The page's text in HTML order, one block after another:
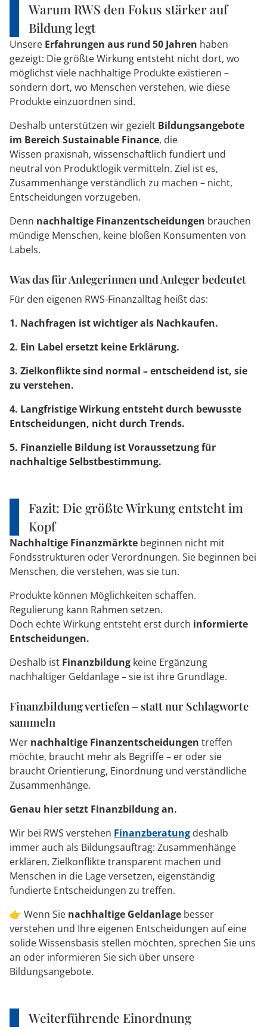
Warum RWS den Fokus stärker auf
Bildung legt
Unsere Erfahrungen aus rund 50 Jahren haben
gezeigt: Die größte Wirkung entsteht nicht dort, wo
möglichst viele nachhaltige Produkte existieren –
sondern dort, wo Menschen verstehen, wie diese
Produkte einzuordnen sind.
Deshalb unterstützen wir gezielt Bildungsangebote
im Bereich Sustainable Finance, die
Wissen praxisnah, wissenschaftlich fundiert und
neutral von Produktlogik vermitteln. Ziel ist es,
Zusammenhänge verständlich zu machen – nicht,
Entscheidungen vorzugeben.
Denn nachhaltige Finanzentscheidungen brauchen
mündige Menschen, keine bloßen Konsumenten von
Labels.
Was das für Anlegerinnen und Anleger bedeutet
Für den eigenen RWS-Finanzalltag heißt das:
1. Nachfragen ist wichtiger als Nachkaufen.
2. Ein Label ersetzt keine Erklärung.
3. Zielkonflikte sind normal – entscheidend ist, sie
zu verstehen.
4. Langfristige Wirkung entsteht durch bewusste
Entscheidungen, nicht durch Trends.
5. Finanzielle Bildung ist Voraussetzung für
nachhaltige Selbstbestimmung.
Fazit: Die größte Wirkung entsteht im
Kopf
Nachhaltige Finanzmärkte beginnen nicht mit
Fondsstrukturen oder Verordnungen. Sie beginnen bei
Menschen, die verstehen, was sie tun.
Produkte können Möglichkeiten schaffen.
Regulierung kann Rahmen setzen.
Doch echte Wirkung entsteht erst durch informierte
Entscheidungen.
Deshalb ist Finanzbildung keine Ergänzung
nachhaltiger Geldanlage – sie ist ihre Grundlage.
Finanzbildung vertiefen – statt nur Schlagworte
sammeln
Wer nachhaltige Finanzentscheidungen treffen
möchte, braucht mehr als Begriffe – er oder sie
braucht Orientierung, Einordnung und verständliche
Zusammenhänge.
Genau hier setzt Finanzbildung an.
Wir bei RWS verstehen Finanzberatung deshalb
immer auch als Bildungsauftrag: Zusammenhänge
erklären, Zielkonflikte transparent machen und
Menschen in die Lage versetzen, eigenständig
fundierte Entscheidungen zu treffen.
👉 Wenn Sie nachhaltige Geldanlage besser
verstehen und Ihre eigenen Entscheidungen auf eine
solide Wissensbasis stellen möchten, sprechen Sie uns
an oder informieren Sie sich über unsere
Bildungsangebote.
Weiterführende Einordnung